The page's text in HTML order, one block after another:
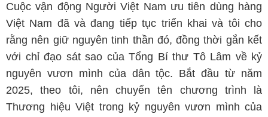
Cuộc vận động Người Việt Nam ưu tiên dùng hàng
Việt Nam đã và đang tiếp tục triển khai và tôi cho
rằng nên giữ nguyên tinh thần đó, đồng thời gắn kết
với chỉ đạo sát sao của Tổng Bí thư Tô Lâm về kỷ
nguyên vươn mình của dân tộc. Bắt đầu từ năm
2025, theo tôi, nên chuyển tên chương trình là
Thương hiệu Việt trong kỷ nguyên vươn mình của